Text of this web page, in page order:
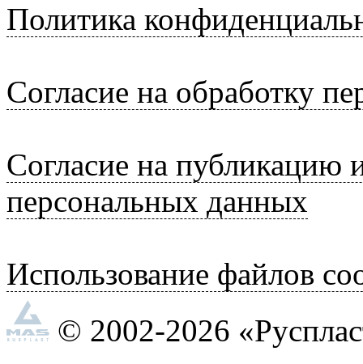
Политика
Согласие на обработку
Согласие на публикацию
персональных данных
Использование файлов
© 2002-2026